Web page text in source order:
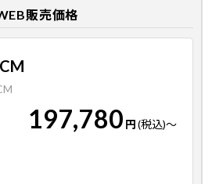
販売価格
197,780 円(税込)～